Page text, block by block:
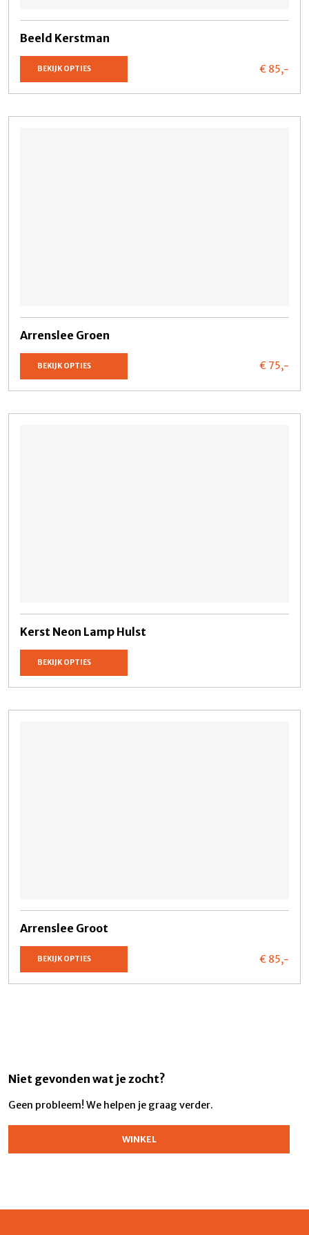
Beeld Kerstman
BEKIJK OPTIES € 85,-
Arrenslee Groen
BEKIJK OPTIES € 75,-
Kerst Neon Lamp Hulst
BEKIJK OPTIES
Arrenslee Groot
BEKIJK OPTIES € 85,-
Niet gevonden wat je zocht?
Geen probleem! We helpen je graag verder.
WINKEL